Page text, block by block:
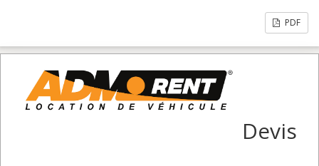
PDF
Devis